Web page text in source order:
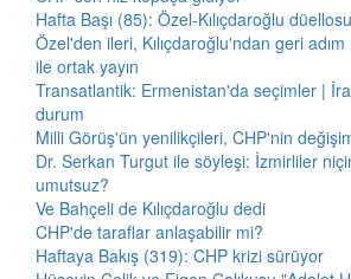
Hafta Başı (85): Özel-Kılıçdaroğlu düellosu
Özel'den ileri, Kılıçdaroğlu'ndan geri
ile ortak yayın
Transatlantik: Ermenistan'da seçimler |
durum
Milli Görüş'ün yenilikçileri, CHP'nin
Dr. Serkan Turgut ile söyleşi: İzmirliler
umutsuz?
Ve Bahçeli de Kılıçdaroğlu dedi
CHP'de taraflar anlaşabilir mi?
Haftaya Bakış (319): CHP krizi sürüyor